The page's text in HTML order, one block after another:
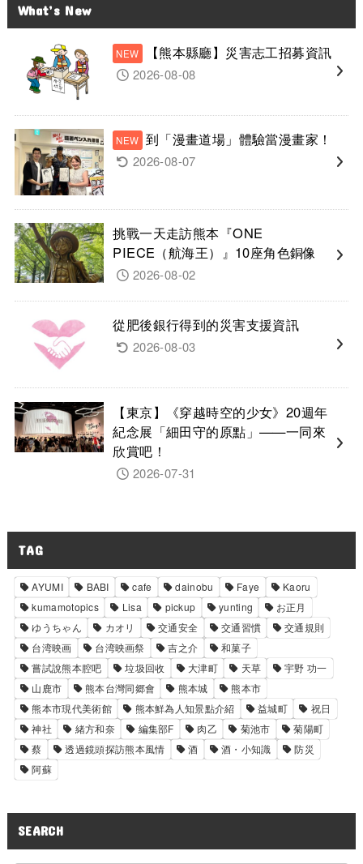
What’s New
【熊本縣廳】災害志工招募資訊
2026-08-08
到「漫畫道場」體驗當漫畫家！
2026-08-07
挑戰一天走訪熊本『ONE
PIECE（航海王）』10座角色銅像
2026-08-02
從肥後銀行得到的災害支援資訊
2026-08-03
【東京】《穿越時空的少女》20週年
紀念展「細田守的原點」——一同來
欣賞吧！
2026-07-31
TAG
AYUMI BABI cafe dainobu Faye
Kaoru
kumamotopics
Lisa pickup yunting
お正月
ゆうちゃん
カオリ 交通安全 交通習慣
交通規則
台湾映画
台湾映画祭 吉之介
和菓子
嘗試說熊本腔吧
垃圾回收 大津町 天草
宇野 功一
山鹿市
熊本台灣同郷會 熊本城
熊本市
熊本市現代美術館
熊本鮮為人知景點介紹 益城町
祝日
神社
緒方和奈 編集部F 肉乙 菊池市
菊陽町
蔡
透過鏡頭探訪熊本風情 酒 酒・小知識
防災
阿蘇
SEARCH